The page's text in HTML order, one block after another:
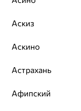
ул. Зегеля, 27/2
8 (800) 250-02-30
Аскиз
Аскино
Астрахань
Афипский